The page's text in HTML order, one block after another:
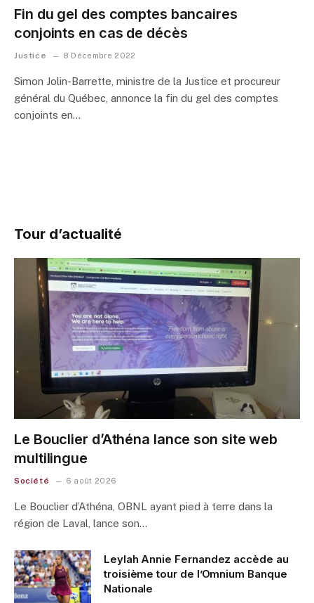
Fin du gel des comptes bancaires
conjoints en cas de décès
Justice 8 Décembre 2022
Simon Jolin-Barrette, ministre de la Justice et procureur
général du Québec, annonce la fin du gel des comptes
conjoints en…
Tour d’actualité
Le Bouclier d’Athéna lance son site web
multilingue
Société 6 août 2026
Le Bouclier d’Athéna, OBNL ayant pied à terre dans la
région de Laval, lance son…
Leylah Annie Fernandez accède au
troisième tour de l’Omnium Banque
Nationale